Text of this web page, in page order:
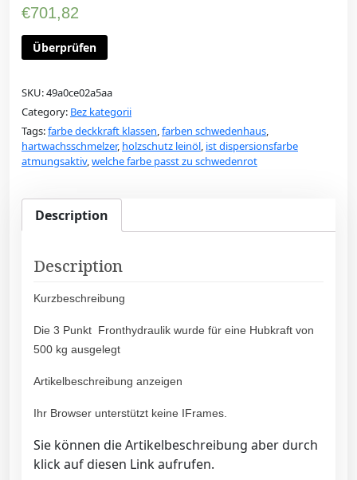
€701,82
Überprüfen
SKU:49a0ce02a5aa
Category: Bez kategorii
Tags:farbe deckkraft klassen,farben schwedenhaus,
hartwachsschmelzer, holzschutz leinöl, ist dispersionsfarbe
atmungsaktiv,welche farbe passt zu schwedenrot
Description
Description
Kurzbeschreibung
Die 3 Punkt Fronthydraulik wurde für eine Hubkraft von
500 kg ausgelegt
Artikelbeschreibung anzeigen
Ihr Browser unterstützt keine IFrames.
Sie können die Artikelbeschreibung aber durch
klick auf diesen Link aufrufen.